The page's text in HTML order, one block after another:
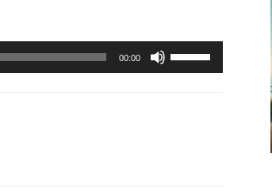
00:00
Utiliza
las